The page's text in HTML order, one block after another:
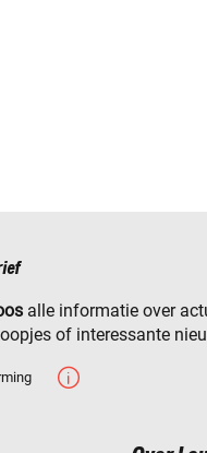
alle informatie over
of interessante